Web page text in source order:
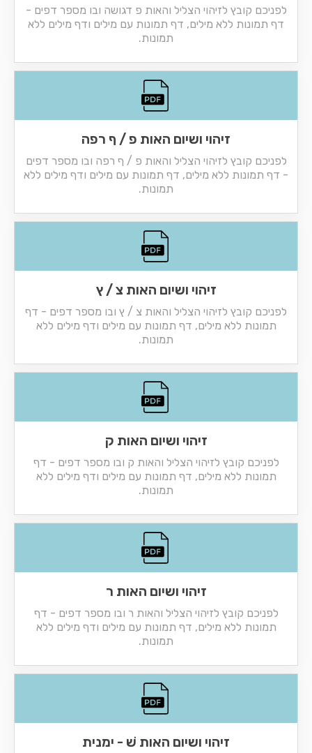
לפניכם קובץ לזיהוי הצליל והאות פ דגושה ובו מספר דפים -
דף תמונות ללא מילים, דף תמונות עם מילים ודף מילים ללא
תמונות.
זיהוי ושיום האות פ / ף רפה
לפניכם קובץ לזיהוי הצליל והאות פ / ף רפה ובו מספר דפים
- דף תמונות ללא מילים, דף תמונות עם מילים ודף מילים ללא
תמונות.
זיהוי ושיום האות צ / ץ
לפניכם קובץ לזיהוי הצליל והאות צ / ץ ובו מספר דפים - דף
תמונות ללא מילים, דף תמונות עם מילים ודף מילים ללא
תמונות.
זיהוי ושיום האות ק
לפניכם קובץ לזיהוי הצליל והאות ק ובו מספר דפים - דף
תמונות ללא מילים, דף תמונות עם מילים ודף מילים ללא
תמונות.
זיהוי ושיום האות ר
לפניכם קובץ לזיהוי הצליל והאות ר ובו מספר דפים - דף
תמונות ללא מילים, דף תמונות עם מילים ודף מילים ללא
תמונות.
זיהוי ושיום האות שׁ - ימנית